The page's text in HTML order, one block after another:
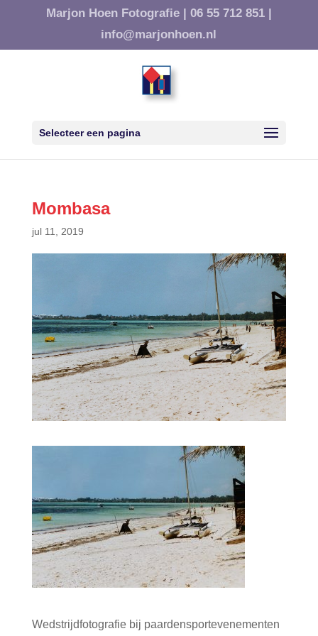
Marjon Hoen Fotografie | 06 55 712 851 |
info@marjonhoen.nl
Selecteer een pagina
Mombasa
jul 11, 2019
Wedstrijdfotografie bij paardensportevenementen